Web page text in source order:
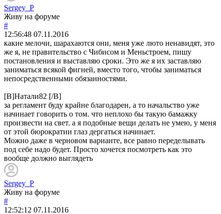
Sergey_P
Живу на форуме
#
12:56:48 07.11.2016
какие мелочи, шарахаются они, меня уже люто ненавидят, это
же я, не правительство с Чибисом и Меньстроем, пишу
постановления и выставляю сроки. Это же я их заставляю
заниматься всякой фигней, вместо того, чтобы заниматься
непосредственными обязанностями.
[B]Натали82 [/B]
за регламент буду крайне благодарен, а то начальство уже
начинает говорить о том. что неплохо бы такую бамажку
произвести на свет. а я подобные вещи делать не умею, у меня
от этой бюрократии глаз дергаться начинает.
Можно даже в черновом варианте, все равно переделывать
под себе надо будет. Просто хочется посмотреть как это
вообще должно выглядеть
Sergey_P
Живу на форуме
#
12:52:12 07.11.2016